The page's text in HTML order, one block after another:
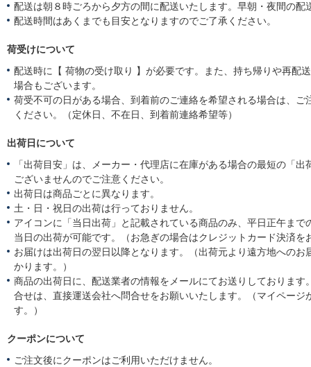
配送は朝８時ごろから夕方の間に配送いたします。早朝・夜間の配
配送時間はあくまでも目安となりますのでご了承ください。
荷受けについて
配送時に【 荷物の受け取り 】が必要です。また、持ち帰りや再配
場合もございます。
荷受不可の日がある場合、到着前のご連絡を希望される場合は、ご
ください。（定休日、不在日、到着前連絡希望等）
出荷日について
「出荷目安」は、メーカー・代理店に在庫がある場合の最短の「
ございませんのでご注意ください。
出荷日は商品ごとに異なります。
土・日・祝日の出荷は行っておりません。
アイコンに「当日出荷」と記載されている商品のみ、平日正午まで
当日の出荷が可能です。（お急ぎの場合はクレジットカード決済を
お届けは出荷日の翌日以降となります。（出荷元より遠方地へのお
かります。）
商品の出荷日に、配送業者の情報をメールにてお送りしております
合せは、直接運送会社へ問合せをお願いいたします。（マイページ
す。）
クーポンについて
ご注文後にクーポンはご利用いただけません。